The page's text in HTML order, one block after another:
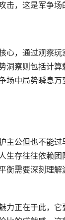
，这是军争场
，通过观察玩
洞察则包括计
场中局势瞬息
主公但也不能
存往往依赖团
衡需要深刻理
力正在于此，